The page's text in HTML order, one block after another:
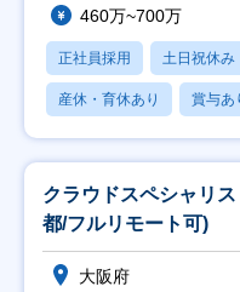
460万~700万
正社員採用 土日祝休み
産休・育休あり 賞与あ
クラウドスペシャリ
都/フルリモート可)
大阪府